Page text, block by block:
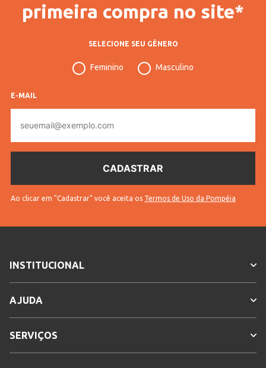
Gênero
Adulto
Preto
primeira compra no site*
SELECIONE SEU GÊNERO
Feminino Masculino
E-MAIL
mail
Ao clicar em "Cadastrar" você aceita os Termos de Uso da Pompéia
INSTITUCIONAL
AJUDA
SERVIÇOS